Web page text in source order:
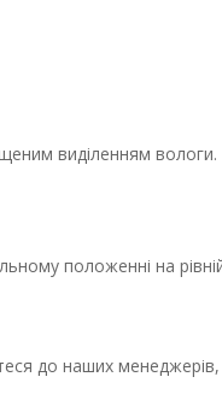
виділенням вологи.
положенні на
до наших